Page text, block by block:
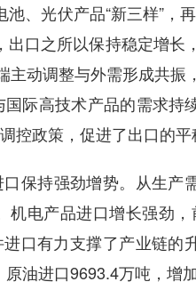
、光伏产品“新三样”，
口之所以保持稳定增长
主动调整与外需形成共振
际高技术产品的需求持
政策，促进了出口的平
保持强劲增势。从生产
电产品进口增长强劲，
口有力支撑了产业链的
油进口9693.4万吨，增加